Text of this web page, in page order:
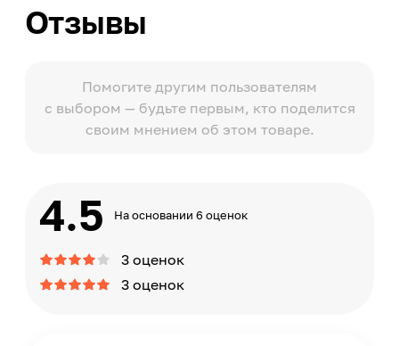
Отзывы
Помогите другим пользователям
с выбором — будьте первым, кто поделится
своим мнением об этом товаре.
4.5 На основании 6 оценок
3 оценок
3 оценок